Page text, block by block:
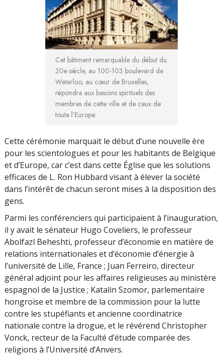
Cet bâtiment remarquable du début du
20e siècle, au 100-103 boulevard de
Waterloo, au cœur de Bruxelles,
répondra aux besoins spirituels des
membres de cette ville et de ceux de
toute l’Europe.
Cette cérémonie marquait le début d’une nouvelle ère
pour les scientologues et pour les habitants de Belgique
et d’Europe, car c’est dans cette Église que les solutions
efficaces de L. Ron Hubbard visant à élever la société
dans l’intérêt de chacun seront mises à la disposition des
gens.
Parmi les conférenciers qui participaient à l’inauguration,
il y avait le sénateur Hugo Coveliers, le professeur
Abolfazl Beheshti, professeur d’économie en matière de
relations internationales et d’économie d’énergie à
l’université de Lille, France ; Juan Ferreiro, directeur
général adjoint pour les affaires religieuses au ministère
espagnol de la Justice ; Katalin Szomor, parlementaire
hongroise et membre de la commission pour la lutte
contre les stupéfiants et ancienne coordinatrice
nationale contre la drogue, et le révérend Christopher
Vonck, recteur de la Faculté d’étude comparée des
religions à l’Université d’Anvers.